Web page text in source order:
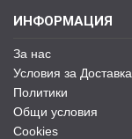
ИНФОРМАЦИЯ
За нас
Условия за Доставка
Политики
Общи условия
Cookies